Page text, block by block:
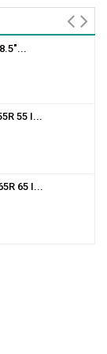
55 I...
65 I...